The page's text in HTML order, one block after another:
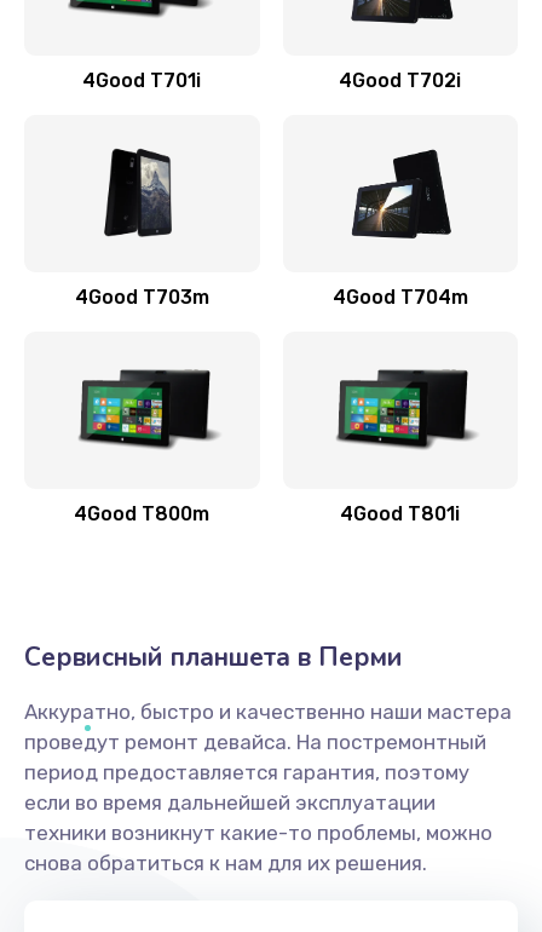
4Good T701i 4Good T702i
4Good T703m 4Good T704m
4Good T800m 4Good T801i
Сервисный планшета в Перми
Аккуратно, быстро и качественно наши мастера
проведут ремонт девайса. На постремонтный
период предоставляется гарантия, поэтому
если во время дальнейшей эксплуатации
техники возникнут какие-то проблемы, можно
снова обратиться к нам для их решения.